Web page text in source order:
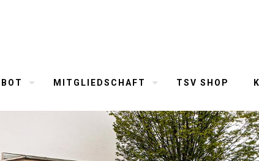
MITGLIEDSCHAFT TSV SHOP